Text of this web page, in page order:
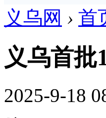
义乌网 › 首
义乌首
2025-9-18